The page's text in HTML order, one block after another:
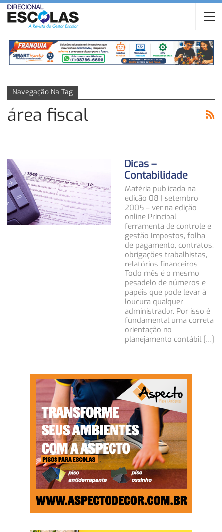
Navegação Na Tag
área fiscal
Dicas –
Contabilidade
Matéria publicada na
edição 08 | setembro
2005 – ver na edição
online Principal
ferramenta de controle e
gestão Impostos, folha
de pagamento, contratos,
obrigações trabalhistas,
relatórios financeiros…
Todo mês é o mesmo
pesadelo de números e
papéis que pode levar à
loucura qualquer
administrador. Por isso é
fundamental uma correta
orientação no
planejamento contábil […]